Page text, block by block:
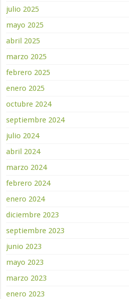
julio 2025
mayo 2025
abril 2025
marzo 2025
febrero 2025
enero 2025
octubre 2024
septiembre 2024
julio 2024
abril 2024
marzo 2024
febrero 2024
enero 2024
diciembre 2023
septiembre 2023
junio 2023
mayo 2023
marzo 2023
enero 2023